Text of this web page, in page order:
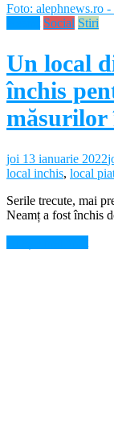
Foto: alephnews.ro
Social Stiri
Un local
închis
măsurilor
joi 13 ianuarie 2022
local inchis, local
Serile trecute, mai
Neamț a fost închis